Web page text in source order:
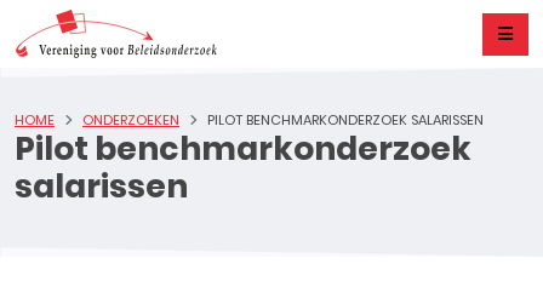
Pilot benchmarkonderzoek
salarissen
HOME ONDERZOEKEN PILOT BENCHMARKONDERZOEK SALARISSEN